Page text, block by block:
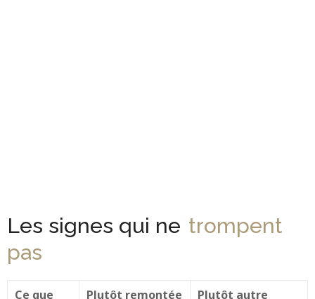
Les signes qui ne trompent
pas
Ce que
Plutôt remontée
Plutôt autre